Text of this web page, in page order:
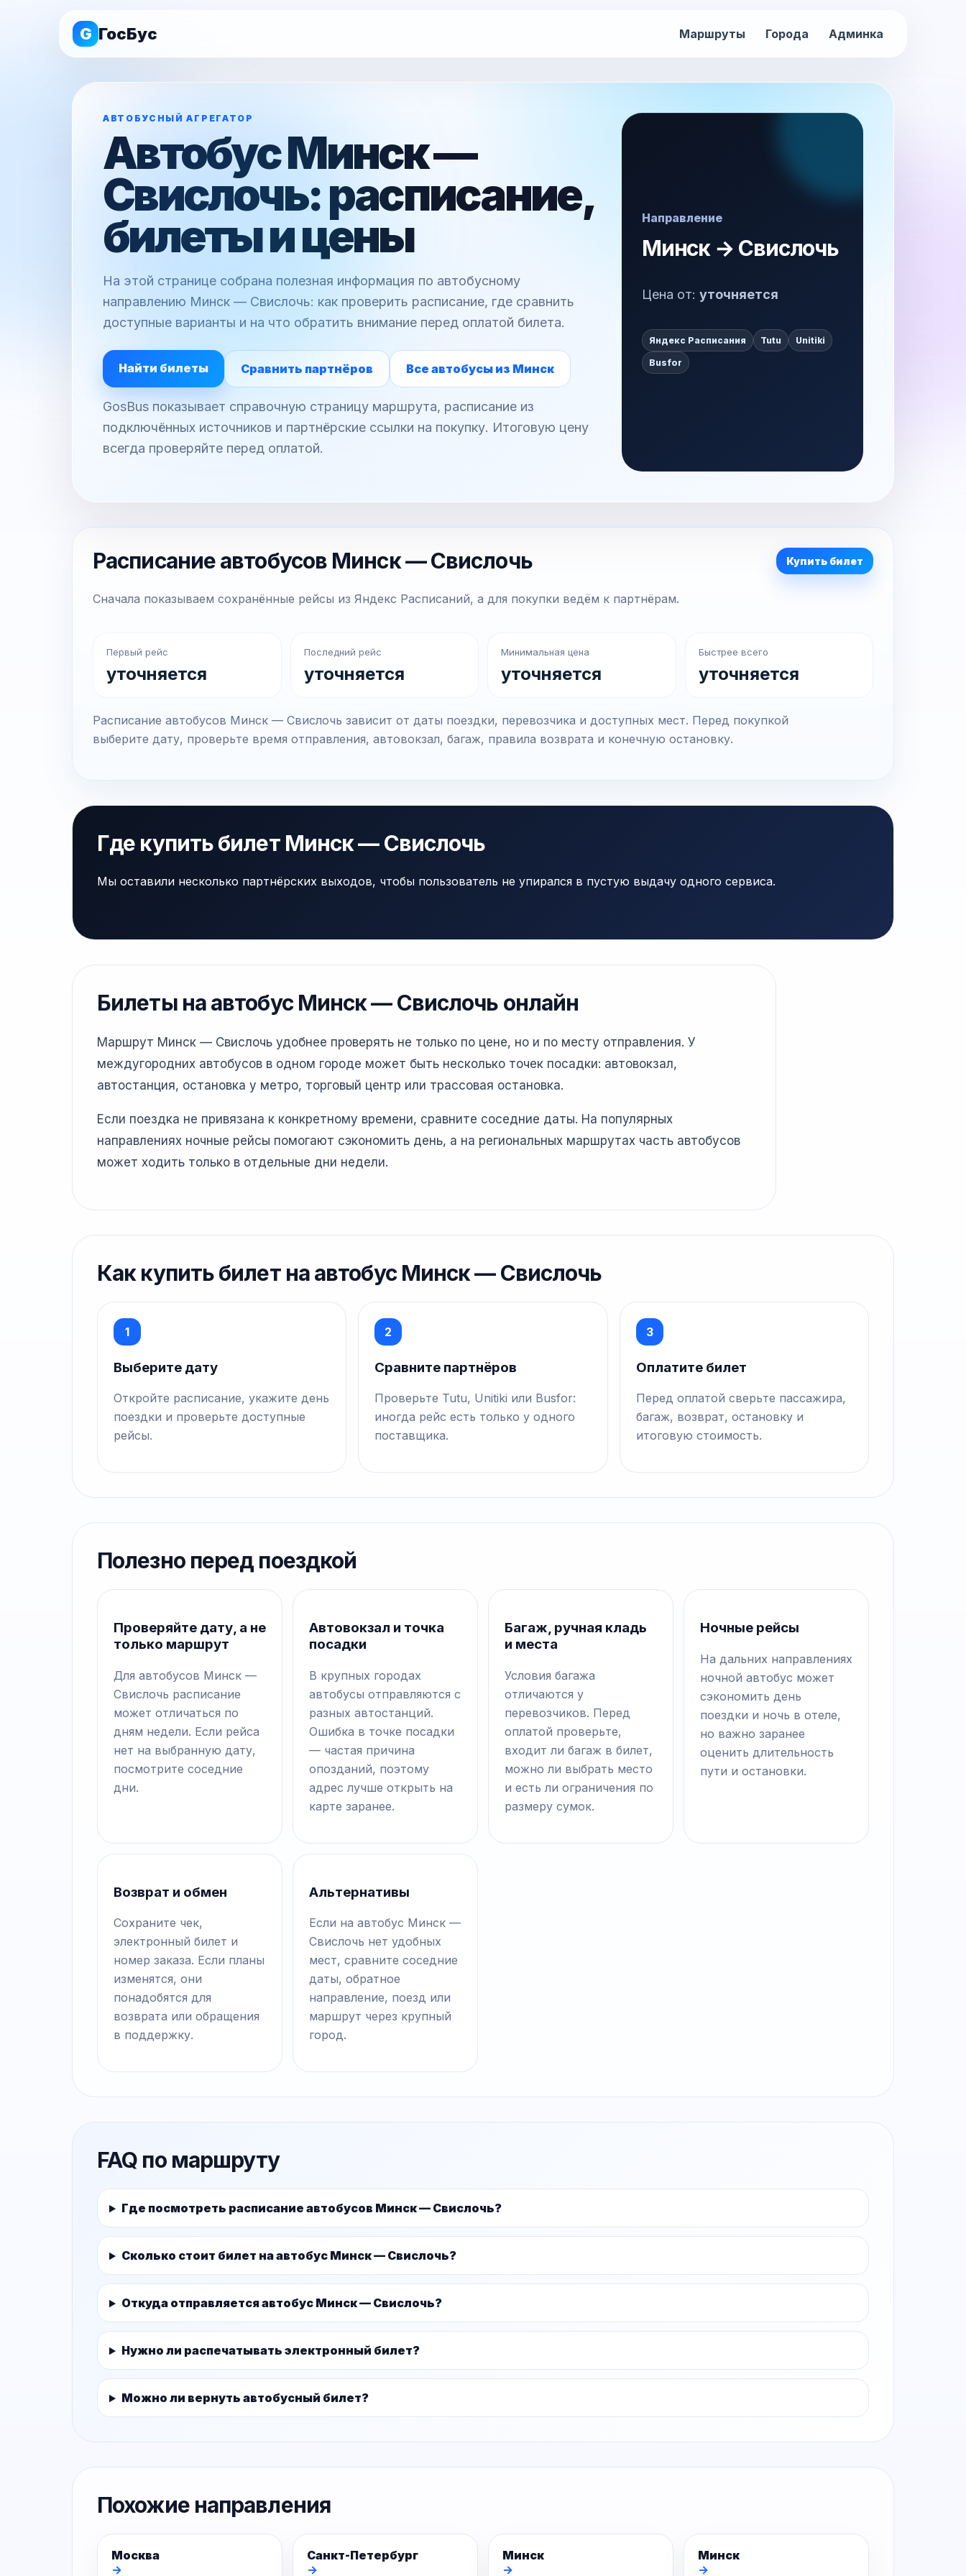
G ГосБус Маршруты Города Админка
АВТОБУСНЫЙ АГРЕГАТОР
Автобус Минск —
Свислочь: расписание,
билеты и цены
На этой странице собрана полезная информация по автобусному
направлению Минск — Свислочь: как проверить расписание, где сравнить
доступные варианты и на что обратить внимание перед оплатой билета.
Найти билеты Сравнить партнёров Все автобусы из Минск
GosBus показывает справочную страницу маршрута, расписание из
подключённых источников и партнёрские ссылки на покупку. Итоговую цену
всегда проверяйте перед оплатой.
Направление
Минск → Свислочь
Цена от: уточняется
Яндекс Расписания Tutu Unitiki
Busfor
Расписание автобусов Минск — Свислочь
Сначала показываем сохранённые рейсы из Яндекс Расписаний, а для покупки ведём к партнёрам.
Купить билет
Первый рейс
уточняется
Последний рейс
уточняется
Минимальная цена
уточняется
Быстрее всего
уточняется
Расписание автобусов Минск — Свислочь зависит от даты поездки, перевозчика и доступных мест. Перед покупкой
выберите дату, проверьте время отправления, автовокзал, багаж, правила возврата и конечную остановку.
Где купить билет Минск — Свислочь
Мы оставили несколько партнёрских выходов, чтобы пользователь не упирался в пустую выдачу одного сервиса.
Билеты на автобус Минск — Свислочь онлайн
Маршрут Минск — Свислочь удобнее проверять не только по цене, но и по месту отправления. У
междугородних автобусов в одном городе может быть несколько точек посадки: автовокзал,
автостанция, остановка у метро, торговый центр или трассовая остановка.
Если поездка не привязана к конкретному времени, сравните соседние даты. На популярных
направлениях ночные рейсы помогают сэкономить день, а на региональных маршрутах часть автобусов
может ходить только в отдельные дни недели.
Как купить билет на автобус Минск — Свислочь
1
Выберите дату
Откройте расписание, укажите день
поездки и проверьте доступные
рейсы.
2
Сравните партнёров
Проверьте Tutu, Unitiki или Busfor:
иногда рейс есть только у одного
поставщика.
3
Оплатите билет
Перед оплатой сверьте пассажира,
багаж, возврат, остановку и
итоговую стоимость.
Полезно перед поездкой
Проверяйте дату, а не
только маршрут
Для автобусов Минск —
Свислочь расписание
может отличаться по
дням недели. Если рейса
нет на выбранную дату,
посмотрите соседние
дни.
Автовокзал и точка
посадки
В крупных городах
автобусы отправляются с
разных автостанций.
Ошибка в точке посадки
— частая причина
опозданий, поэтому
адрес лучше открыть на
карте заранее.
Багаж, ручная кладь
и места
Условия багажа
отличаются у
перевозчиков. Перед
оплатой проверьте,
входит ли багаж в билет,
можно ли выбрать место
и есть ли ограничения по
размеру сумок.
Ночные рейсы
На дальних направлениях
ночной автобус может
сэкономить день
поездки и ночь в отеле,
но важно заранее
оценить длительность
пути и остановки.
Возврат и обмен
Сохраните чек,
электронный билет и
номер заказа. Если планы
изменятся, они
понадобятся для
возврата или обращения
в поддержку.
Альтернативы
Если на автобус Минск —
Свислочь нет удобных
мест, сравните соседние
даты, обратное
направление, поезд или
маршрут через крупный
город.
FAQ по маршруту
Где посмотреть расписание автобусов Минск — Свислочь?
Сколько стоит билет на автобус Минск — Свислочь?
Откуда отправляется автобус Минск — Свислочь?
Нужно ли распечатывать электронный билет?
Можно ли вернуть автобусный билет?
Похожие направления
Москва
→
Санкт-Петербург
→
Минск
→
Минск
→